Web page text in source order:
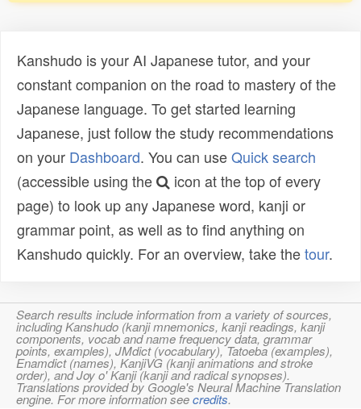
Kanshudo is your AI Japanese tutor, and your
constant companion on the road to mastery of the
Japanese language. To get started learning
Japanese, just follow the study recommendations
on your Dashboard. You can useQuick search
(accessible using the
icon at the top of every
page) to look up any Japanese word, kanji or
grammar point, as well as to find anything on
Kanshudo quickly. For an overview, take thetour.
Search results include information from a variety of sources,
including Kanshudo (kanji mnemonics, kanji readings, kanji
components, vocab and name frequency data, grammar
points, examples), JMdict (vocabulary), Tatoeba (examples),
Enamdict (names), KanjiVG (kanji animations and stroke
order), and Joy o' Kanji (kanji and radical synopses).
Translations provided by Google's Neural Machine Translation
engine. For more information seecredits.